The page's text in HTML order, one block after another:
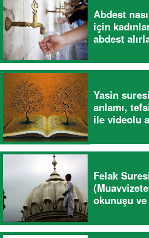
Abdest
için
abdest
Yasin
anlamı,
ile videolu
Felak
okunuşu ve